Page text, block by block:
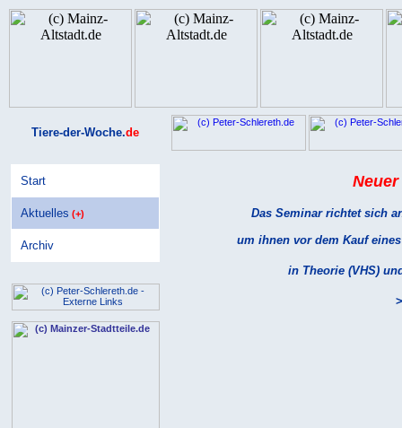
Tiere-der-Woche.de
Start
Aktuelles (+)
Archiv
Das Seminar richtet sich
um ihnen vor dem Kauf
in Theorie (VHS)